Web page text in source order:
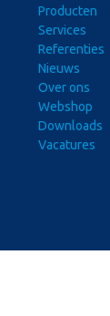
Producten
Services
Referenties
Nieuws
Over ons
Webshop
Downloads
Vacatures